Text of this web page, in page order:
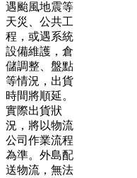
遇颱風地震等
天災、公共工
程，或遇系統
設備維護，倉
儲調整、盤點
等情況，出貨
時間將順延。
實際出貨狀
況，將以物流
公司作業流程
為準。外島配
送物流，無法